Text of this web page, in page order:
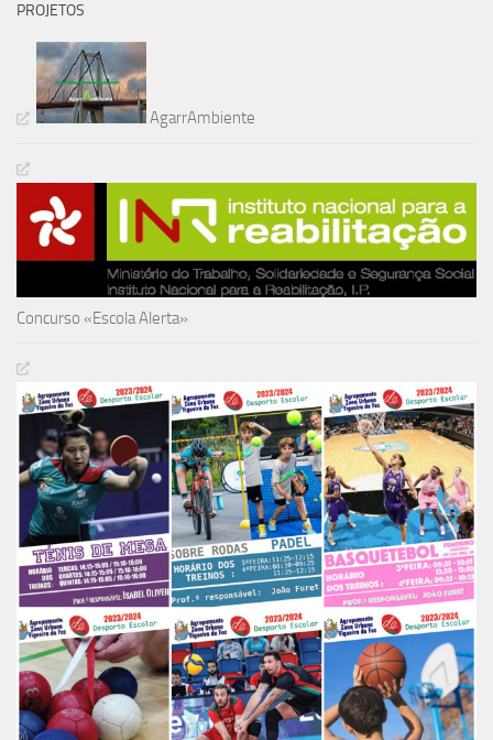
PROJETOS
AgarrAmbiente
Concurso «Escola Alerta»